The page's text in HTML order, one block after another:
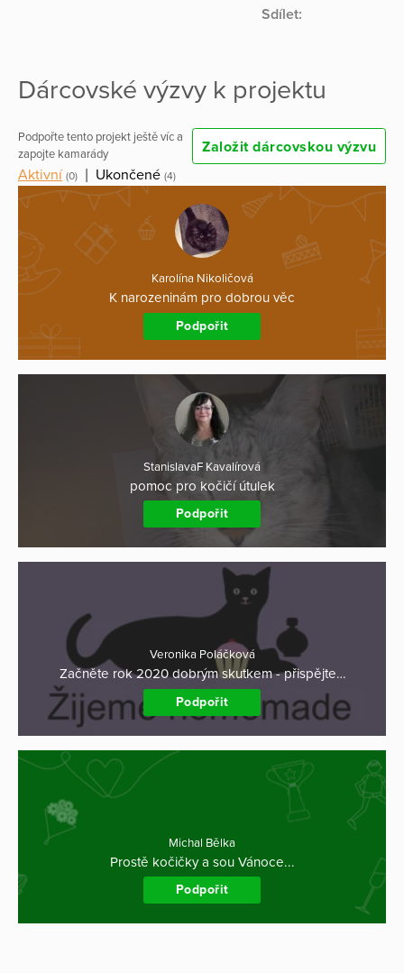
Sdílet:
Dárcovské výzvy k projektu
Podpořte tento projekt ještě víc a
zapojte kamarády
Založit dárcovskou výzvu
Aktivní (0) Ukončené (4)
Karolína Nikoličová
K narozeninám pro dobrou věc
Podpořit
StanislavaF Kavalírová
pomoc pro kočičí útulek
Podpořit
Veronika Poláčková
Začněte rok 2020 dobrým skutkem - přispějte…
Podpořit
Michal Bělka
Prostě kočičky a sou Vánoce...
Podpořit